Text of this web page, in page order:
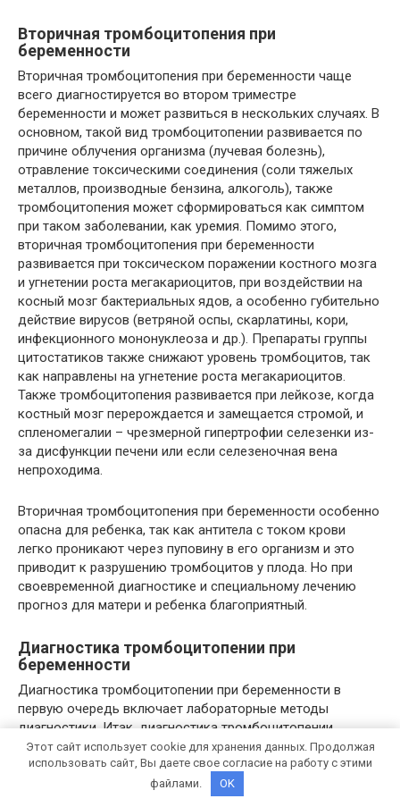
Вторичная тромбоцитопения при
беременности
Вторичная тромбоцитопения при беременности чаще
всего диагностируется во втором триместре
беременности и может развиться в нескольких случаях. В
основном, такой вид тромбоцитопении развивается по
причине облучения организма (лучевая болезнь),
отравление токсическими соединения (соли тяжелых
металлов, производные бензина, алкоголь), также
тромбоцитопения может сформироваться как симптом
при таком заболевании, как уремия. Помимо этого,
вторичная тромбоцитопения при беременности
развивается при токсическом поражении костного мозга
и угнетении роста мегакариоцитов, при воздействии на
косный мозг бактериальных ядов, а особенно губительно
действие вирусов (ветряной оспы, скарлатины, кори,
инфекционного мононуклеоза и др.). Препараты группы
цитостатиков также снижают уровень тромбоцитов, так
как направлены на угнетение роста мегакариоцитов.
Также тромбоцитопения развивается при лейкозе, когда
костный мозг перерождается и замещается стромой, и
спленомегалии – чрезмерной гипертрофии селезенки из-
за дисфункции печени или если селезеночная вена
непроходима.
Вторичная тромбоцитопения при беременности особенно
опасна для ребенка, так как антитела с током крови
легко проникают через пуповину в его организм и это
приводит к разрушению тромбоцитов у плода. Но при
своевременной диагностике и специальному лечению
прогноз для матери и ребенка благоприятный.
Диагностика тромбоцитопении при
беременности
Диагностика тромбоцитопении при беременности в
первую очередь включает лабораторные методы
диагностики. Итак, диагностика тромбоцитопении
состоит из нескольких этапов:
Врачебного осмотра.
Этот сайт использует cookie для хранения данных. Продолжая
использовать сайт, Вы даете свое согласие на работу с этими
файлами.
OK